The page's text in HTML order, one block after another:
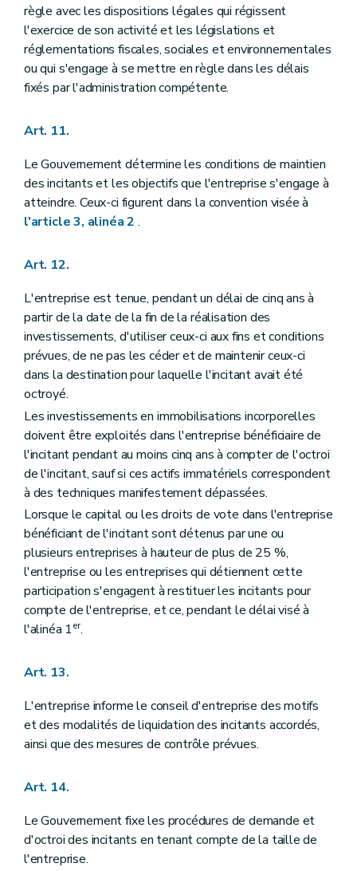
règle avec les dispositions légales qui régissent
l'exercice de son activité et les législations et
réglementations fiscales, sociales et environnementales
ou qui s'engage à se mettre en règle dans les délais
fixés par l'administration compétente.
Art. 11.
Le Gouvernement détermine les conditions de maintien
des incitants et les objectifs que l'entreprise s'engage à
atteindre. Ceux-ci figurent dans la convention visée à
l'article 3, alinéa 2 .
Art. 12.
L'entreprise est tenue, pendant un délai de cinq ans à
partir de la date de la fin de la réalisation des
investissements, d'utiliser ceux-ci aux fins et conditions
prévues, de ne pas les céder et de maintenir ceux-ci
dans la destination pour laquelle l'incitant avait été
octroyé.
Les investissements en immobilisations incorporelles
doivent être exploités dans l'entreprise bénéficiaire de
l'incitant pendant au moins cinq ans à compter de l'octroi
de l'incitant, sauf si ces actifs immatériels correspondent
à des techniques manifestement dépassées.
Lorsque le capital ou les droits de vote dans l'entreprise
bénéficiant de l'incitant sont détenus par une ou
plusieurs entreprises à hauteur de plus de 25 %,
l'entreprise ou les entreprises qui détiennent cette
participation s'engagent à restituer les incitants pour
compte de l'entreprise, et ce, pendant le délai visé à
l'alinéa 1er.
Art. 13.
L'entreprise informe le conseil d'entreprise des motifs
et des modalités de liquidation des incitants accordés,
ainsi que des mesures de contrôle prévues.
Art. 14.
Le Gouvernement fixe les procédures de demande et
d'octroi des incitants en tenant compte de la taille de
l'entreprise.